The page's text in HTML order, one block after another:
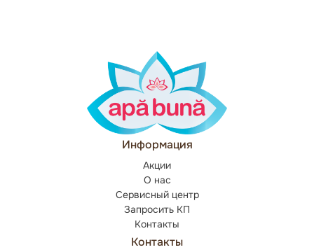
Информация
Акции
О нас
Сервисный центр
Запросить КП
Контакты
Контакты